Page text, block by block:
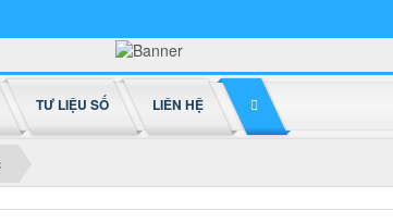
TƯ LIỆU SỐ LIÊN HỆ